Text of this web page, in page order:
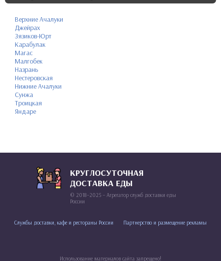
Верхние Ачалуки
Джейрах
Зязиков-Юрт
Карабулак
Магас
Малгобек
Назрань
Нестеровская
Нижние Ачалуки
Сунжа
Троицкая
Яндаре
КРУГЛОСУТОЧНАЯ
ДОСТАВКА ЕДЫ
© 2018–2025 – Агрегатор служб доставки еды
России
Службы доставки, кафе и рестораны России Партнерство и размещение рекламы
Использование материалов сайта запрещено!